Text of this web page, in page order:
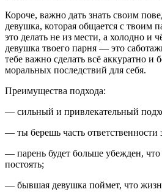
Короче, важно дать знать своим
девушка, которая общается с
это делать не из мести, а холодно и
девушка твоего парня — это
тебе важно сделать всё аккуратно и
моральных последствий для себя.
Преимущества подхода:
— сильный и привлекательный
— ты берешь часть
— парень будет больше убежден, что
постоять;
— бывшая девушка поймет, что